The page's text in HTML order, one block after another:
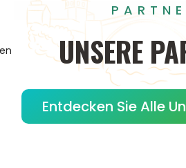
UNSERE
Entdecken Sie Alle